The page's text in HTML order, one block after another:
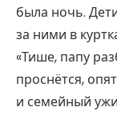
была ночь.
за ними в
«Тише, папу
проснётся,
и семейный